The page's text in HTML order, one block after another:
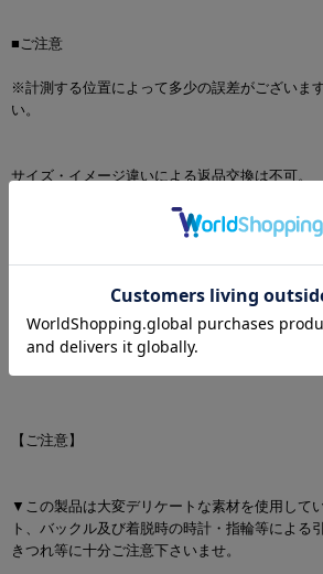
■ご注意
※計測する位置によって多少の誤差がございま
い。
サイズ・イメージ違いによる返品交換は不可。
【 画像の色・光沢について 】
お客様のモニタ環境により、画像の色が実物と
ざいます。
【ご注意】
▼この製品は大変デリケートな素材を使用して
ト、バックル及び着脱時の時計・指輪等による
きつれ等に十分ご注意下さいませ。